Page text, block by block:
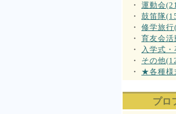
・ 運動会
・ 鼓笛隊
・ 修学旅
・ 育友会
・
入学式
・ その他
・ ★各種様
プロ